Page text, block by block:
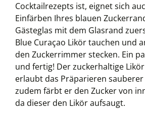
Cocktailrezepts ist, eignet sich
Einfärben Ihres blauen
Gästeglas mit dem Glasrand
Blue Curaçao Likör tauchen und
den Zuckerrimmer stecken. Ein
und fertig! Der zuckerhaltige
erlaubt das Präparieren
zudem färbt er den Zucker von
da dieser den Likör aufsaugt.